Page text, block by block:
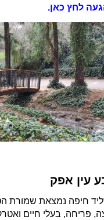
לחץ כאן.
עין אפק
חיפה נמצאת שמורת
פריחה, בעלי חיים